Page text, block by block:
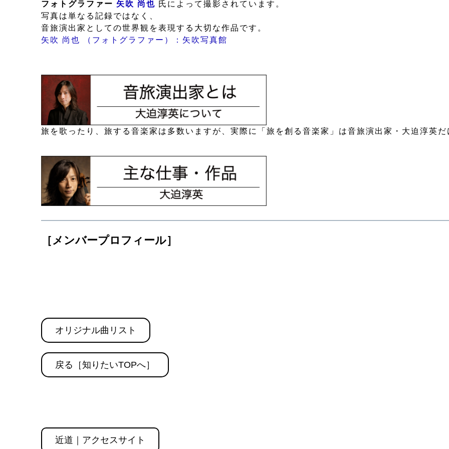
フォトグラファー 矢吹 尚也 氏によって撮影されています。
写真は単なる記録ではなく、
音旅演出家としての世界観を表現する大切な作品です。
矢吹 尚也 （フォトグラファー）：矢吹写真館
旅を歌ったり、旅する音楽家は多数いますが、実際に「旅を創る音楽家」は音旅演出家・大迫淳英
［メンバープロフィール］
オリジナル曲リスト
戻る［知りたいTOPへ］
近道｜アクセスサイト